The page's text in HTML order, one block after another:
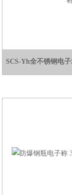
SCS-Yh全不锈钢电